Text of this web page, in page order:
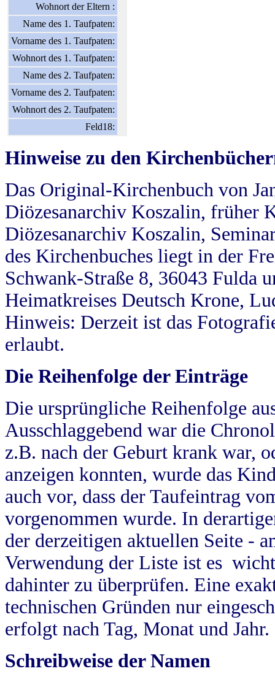
Wohnort der Eltern :
Name des 1. Taufpaten:
Vorname des 1. Taufpaten:
Wohnort des 1. Taufpaten:
Name des 2. Taufpaten:
Vorname des 2. Taufpaten:
Wohnort des 2. Taufpaten:
Feld18:
Hinweise zu den
Das Original-Kirchenbuch von
Diözesanarchiv Koszalin, früher
Diözesanarchiv Koszalin,
des Kirchenbuches liegt in der
Schwank-Straße 8, 36043 Fulda
Heimatkreises Deutsch Krone,
Hinweis: Derzeit ist das
erlaubt.
Die Reihenfolge der Einträge
Die ursprüngliche Reihenfolge
Ausschlaggebend war die
z.B. nach der Geburt krank war,
anzeigen konnten, wurde das
auch vor, dass der Taufeintrag
vorgenommen wurde. In
der derzeitigen aktuellen Seite -
Verwendung der Liste ist es
dahinter zu überprüfen. Eine
technischen Gründen nur
erfolgt nach Tag, Monat und Jahr.
Schreibweise der Namen